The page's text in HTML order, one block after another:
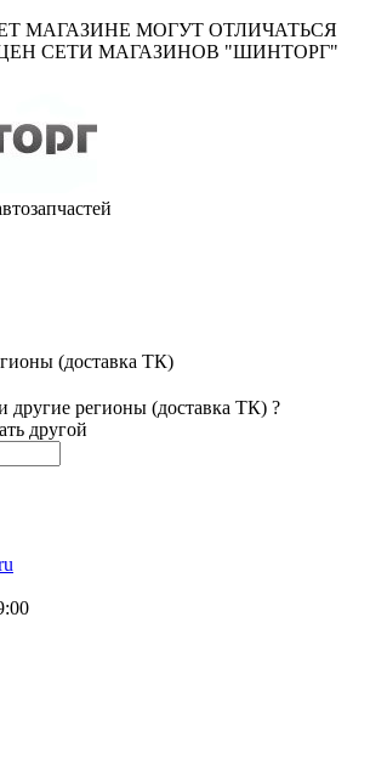
МАГАЗИНЕ МОГУТ ОТЛИЧАТЬСЯ
СЕТИ МАГАЗИНОВ "ШИНТОРГ"
(доставка ТК)
регионы (доставка ТК) ?
другой